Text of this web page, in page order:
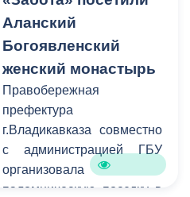
указанные в
обращениях,нарушения
работы систем ЖКХ.
Напомним, связаться с
операторами службы
жители Владикавказа
могут по номеру 53-19-19.
1 – п. Карца в рамках
работы по организации
дикорастущих растений
содержащих
наркотические вещества,
прошли мероприятия по
выявлению и
Аланский
Богоявленский
женский монастырь
Правобережная
префектура
г.Владикавказа совместно
с администрацией ГБУ
организовала
паломническую поездку в